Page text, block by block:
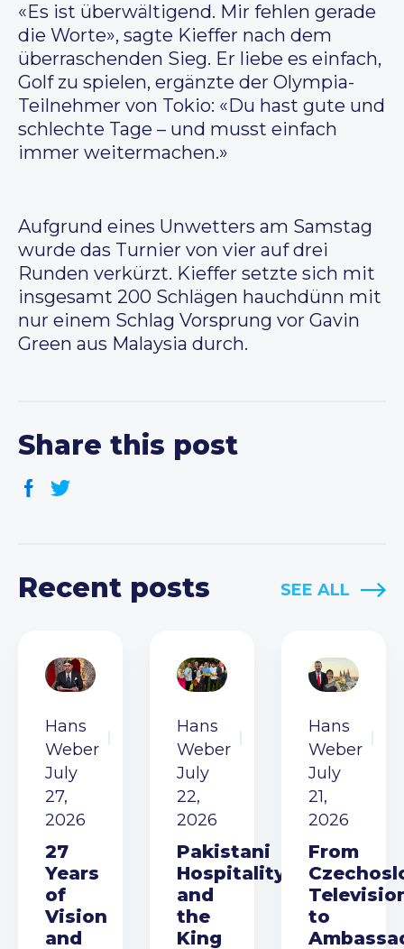
«Es ist überwältigend. Mir fehlen gerade
die Worte», sagte Kieffer nach dem
überraschenden Sieg. Er liebe es einfach,
Golf zu spielen, ergänzte der Olympia-
Teilnehmer von Tokio: «Du hast gute und
schlechte Tage – und musst einfach
immer weitermachen.»
Aufgrund eines Unwetters am Samstag
wurde das Turnier von vier auf drei
Runden verkürzt. Kieffer setzte sich mit
insgesamt 200 Schlägen hauchdünn mit
nur einem Schlag Vorsprung vor Gavin
Green aus Malaysia durch.
Share this post
Recent posts SEE ALL
Hans
Weber
July
27,
2026
27
Years
of
Vision
and
Hans
Weber
July
22,
2026
Pakistani
Hospitality
and
the
King
Hans
Weber
July
21,
2026
From
to